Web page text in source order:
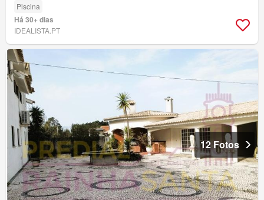
Piscina
Há 30+ dias
IDEALISTA.PT
12 Fotos